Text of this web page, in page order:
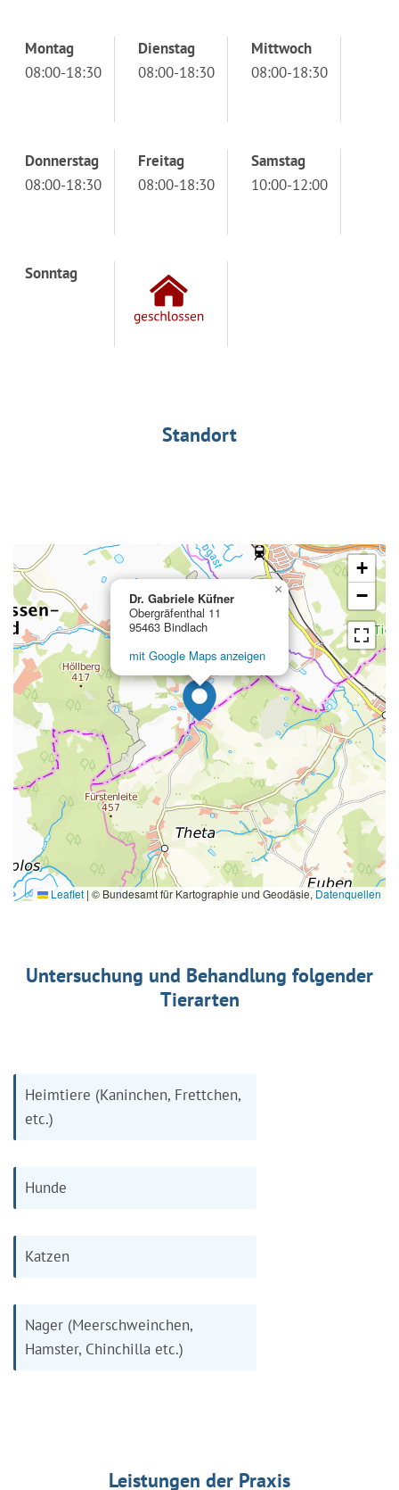
Montag
08:00-18:30
Dienstag
08:00-18:30
Mittwoch
08:00-18:30
Donnerstag
08:00-18:30
Freitag
08:00-18:30
Samstag
10:00-12:00
Sonntag
Standort
Dr. Gabriele Küfner
Obergräfenthal 11
95463 Bindlach
mit Google Maps anzeigen
×
+
−
Leaflet | © Bundesamt für Kartographie und Geodäsie, Datenquellen
Untersuchung und Behandlung folgender
Tierarten
Heimtiere (Kaninchen, Frettchen,
etc.)
Hunde
Katzen
Nager (Meerschweinchen,
Hamster, Chinchilla etc.)
Leistungen der Praxis